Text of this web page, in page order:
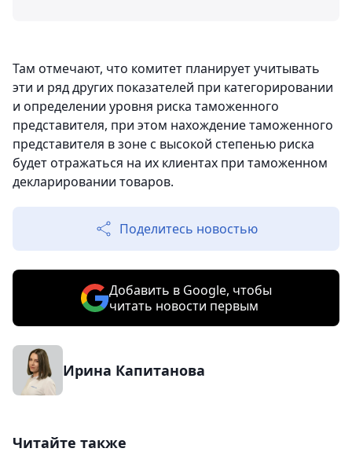
Там отмечают, что комитет планирует учитывать
эти и ряд других показателей при категорировании
и определении уровня риска таможенного
представителя, при этом нахождение таможенного
представителя в зоне с высокой степенью риска
будет отражаться на их клиентах при таможенном
декларировании товаров.
Поделитесь новостью
Добавить в Google, чтобы
читать новости первым
Ирина Капитанова
Читайте также